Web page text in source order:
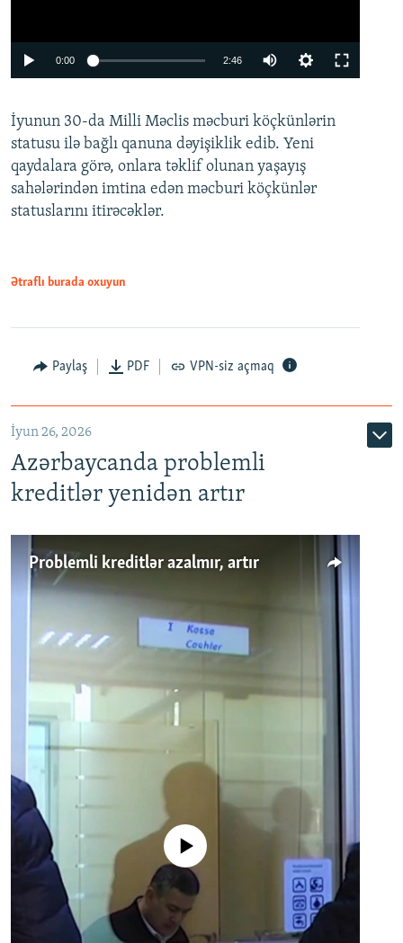
Auto 240p 360p 480p
720p 1080p
0:00 2:46
360p
480p
720p
İyunun 30-da Milli Məclis məcburi köçkünlərin
statusu ilə bağlı qanuna dəyişiklik edib. Yeni
qaydalara görə, onlara təklif olunan yaşayış
sahələrindən imtina edən məcburi köçkünlər
statuslarını itirəcəklər.
Ətraflı burada oxuyun
Paylaş PDF VPN-siz açmaq
İyun 26, 2026
Azərbaycanda problemli
kreditlər yenidən artır
Problemli kreditlər azalmır, artır
No media source currently available